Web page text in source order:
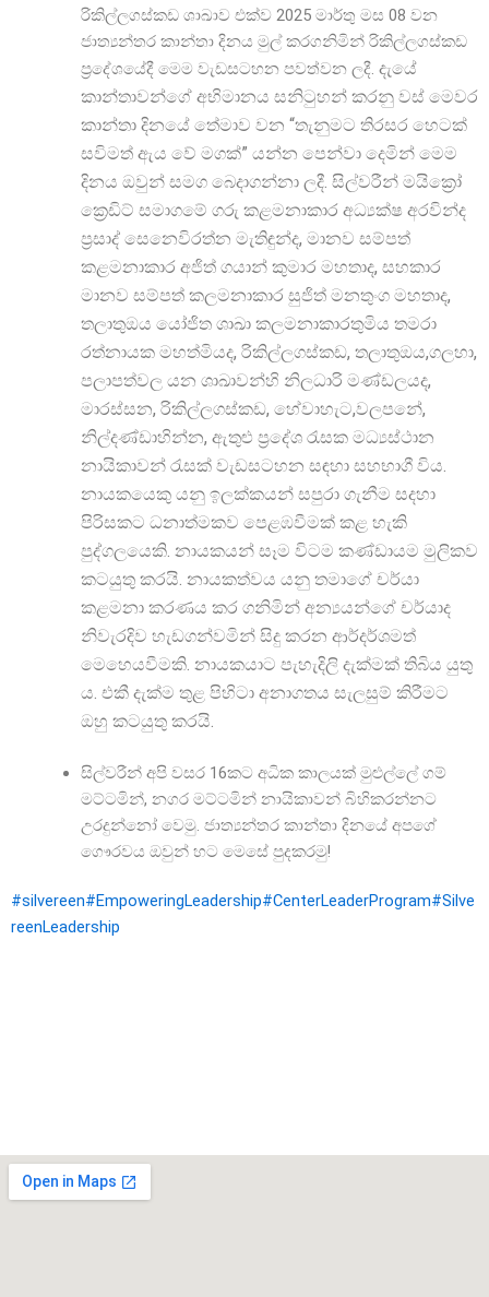
රිකිල්ලගස්කඩ ශාඛාව එක්ව 2025 මාර්තු මස 08 වන
ජාත්යන්තර කාන්තා දිනය මුල් කරගනිමින් රිකිල්ලගස්කඩ
ප්රදේශයේදී මෙම වැඩසටහන පවත්වන ලදී. දැයේ
කාන්තාවන්ගේ අභිමානය සනිටුහන් කරනු වස් මෙවර
කාන්තා දිනයේ තේමාව වන “තැනුමට තිරසර හෙටක්
සවිමත් ඇය වේ මගක්” යන්න පෙන්වා දෙමින් මෙම
දිනය ඔවුන් සමග බෙදාගන්නා ලදී. සිල්වරීන් මයික්රෝ
ක්රෙඩිට් සමාගමේ ගරු කළමනාකාර අධ්යක්ෂ අරවින්ද
ප්රසාද් සෙනෙවිරත්න මැතිඳුන්ද, මානව සම්පත්
කළමනාකාර අජිත් ගයාන් කුමාර මහතාද, සහකාර
මානව සම්පත් කලමනාකාර සුජිත් මනතුංග මහතාද,
තලාතුඔය යෝජිත ශාඛා කලමනාකාරතුමිය තමරා
රත්නායක මහත්මියද, රිකිල්ලගස්කඩ, තලාතුඔය,ගලහා,
පලාපත්වල යන ශාඛාවන්හි නිලධාරි මණ්ඩලයද,
මාරස්සන, රිකිල්ලගස්කඩ, හේවාහැට,වලපනේ,
නිල්දණ්ඩාහින්න, ඇතුළු ප්රදේශ රැසක මධ්යස්ථාන
නායිකාවන් රැසක් වැඩසටහන සඳහා සහභාගී විය.
නායකයෙකු යනු ඉලක්කයන් සපුරා ගැනීම සදහා
පිරිසකට ධනාත්මකව පෙළඹවීමක් කළ හැකි
පුද්ගලයෙකි. නායකයන් සෑම විටම කණ්ඩායම මුලිකව
කටයුතු කරයි. නායකත්වය යනු තමාගේ චර්‌යා
කළමනා කරණය කර ගනිමින් අන්යයන්ගේ චර්යාද
නිවැරදිව හැඩගන්වමින් සිදු කරන ආර්දර්ශමත්
මෙහෙයවීමකි. නායකයාට පැහැදිලි දැක්මක් තිබිය යුතු
ය. එකී දැක්ම තුළ පිහිටා අනාගතය සැලසුම් කිරීමට
ඔහු කටයුතු කරයි.
සිල්වරීන් අපි වසර 16කට අධික කාලයක් මුළුල්ලේ ගම්
මට්ටමින්, නගර මට්ටමින් නායිකාවන් බිහිකරන්නට
උරදුන්නෝ වෙමු. ජාත්යන්තර කාන්තා දිනයේ අපගේ
ගෞරවය ඔවුන් හට මෙසේ පුදකරමු!
#silvereen#EmpoweringLeadership#CenterLeaderProgram#Silve
reenLeadership